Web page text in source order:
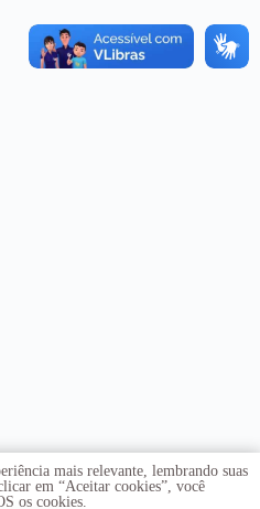
mais relevante, lembrando suas
em “Aceitar cookies”, você
os cookies.